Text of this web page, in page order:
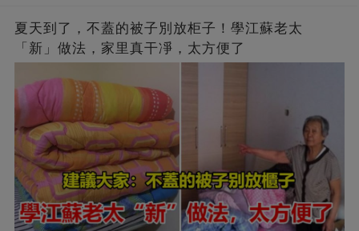
夏天到了，不蓋的被子別放柜子！學江蘇老太
「新」做法，家里真干凈，太方便了